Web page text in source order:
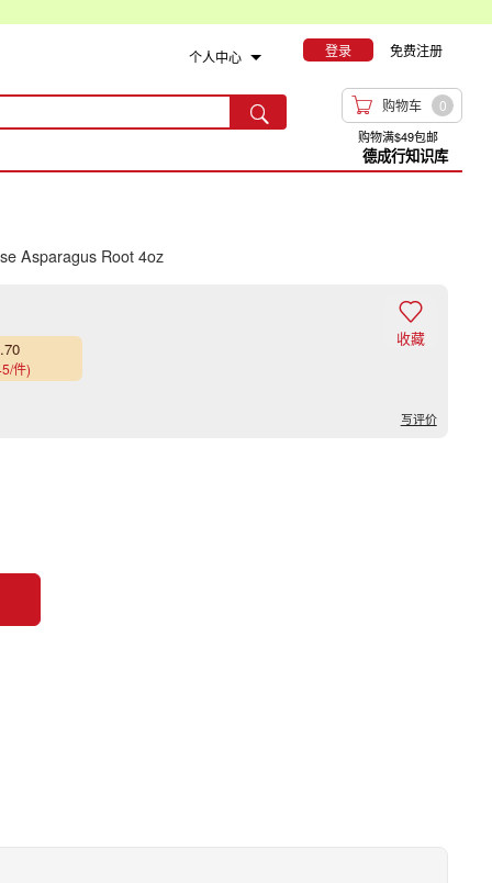
个人中心 登录 免费注册
  购物车 0
购物满$49包邮
德成行知识库
Asparagus Root 4oz
写评价
件)

收藏